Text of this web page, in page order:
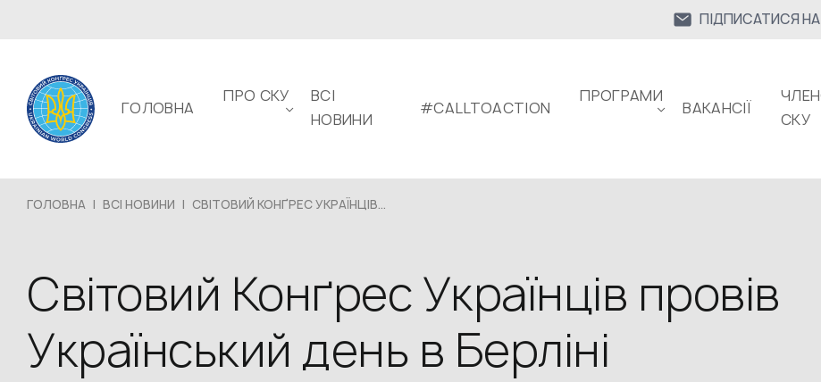
ПІДПИСАТИСЯ
ГОЛОВНА
ПРО СКУ
ВСІ
НОВИНИ
#CALLTOACTION
ПРОГРАМИ
ВАКАНСІЇ
СКУ
ГОЛОВНА | ВСІ НОВИНИ | СВІТОВИЙ КОНҐРЕС УКРАЇНЦІВ...
Світовий Конґрес Українців провів
Український день в Берліні